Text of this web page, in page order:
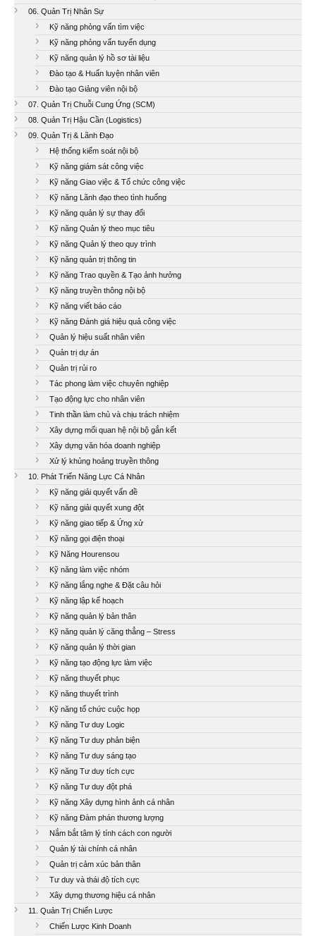
06. Quản Trị Nhân Sự
Kỹ năng phỏng vấn tìm việc
Kỹ năng phỏng vấn tuyển dụng
Kỹ năng quản lý hồ sơ tài liệu
Đào tạo & Huấn luyện nhân viên
Đào tạo Giảng viên nội bộ
07. Quản Trị Chuỗi Cung Ứng (SCM)
08. Quản Trị Hậu Cần (Logistics)
09. Quản Trị & Lãnh Đạo
Hệ thống kiểm soát nội bộ
Kỹ năng giám sát công việc
Kỹ năng Giao việc & Tổ chức công việc
Kỹ năng Lãnh đạo theo tình huống
Kỹ năng quản lý sự thay đổi
Kỹ năng Quản lý theo mục tiêu
Kỹ năng Quản lý theo quy trình
Kỹ năng quản trị thông tin
Kỹ năng Trao quyền & Tạo ảnh hưởng
Kỹ năng truyền thông nội bộ
Kỹ năng viết báo cáo
Kỹ năng Đánh giá hiệu quả công việc
Quản lý hiệu suất nhân viên
Quản trị dự án
Quản trị rủi ro
Tác phong làm việc chuyên nghiệp
Tạo động lực cho nhân viên
Tinh thần làm chủ và chịu trách nhiệm
Xây dựng mối quan hệ nội bộ gắn kết
Xây dựng văn hóa doanh nghiệp
Xử lý khủng hoảng truyền thông
10. Phát Triển Năng Lực Cá Nhân
Kỹ năng giải quyết vấn đề
Kỹ năng giải quyết xung đột
Kỹ năng giao tiếp & Ứng xử
Kỹ năng gọi điện thoại
Kỹ Năng Hourensou
Kỹ năng làm việc nhóm
Kỹ năng lắng nghe & Đặt câu hỏi
Kỹ năng lập kế hoạch
Kỹ năng quản lý bản thân
Kỹ năng quản lý căng thẳng – Stress
Kỹ năng quản lý thời gian
Kỹ năng tạo động lực làm việc
Kỹ năng thuyết phục
Kỹ năng thuyết trình
Kỹ năng tổ chức cuộc họp
Kỹ năng Tư duy Logic
Kỹ năng Tư duy phản biện
Kỹ năng Tư duy sáng tạo
Kỹ năng Tư duy tích cực
Kỹ năng Tư duy đột phá
Kỹ năng Xây dựng hình ảnh cá nhân
Kỹ năng Đàm phán thương lượng
Nắm bắt tâm lý tính cách con người
Quản lý tài chính cá nhân
Quản trị cảm xúc bản thân
Tư duy và thái độ tích cực
Xây dựng thương hiệu cá nhân
11. Quản Trị Chiến Lược
Chiến Lược Kinh Doanh